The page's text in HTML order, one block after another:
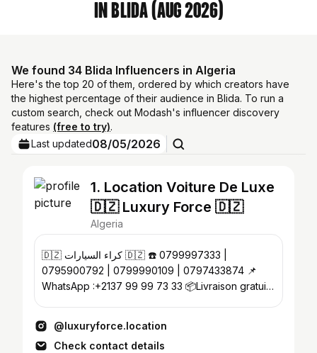
in Blida (Aug 2026)
We found 34 Blida Influencers in Algeria
Here's the top 20 of them, ordered by which creators have
the highest percentage of their audience in Blida. To run a
custom search, check out Modash's influencer discovery
features (free to try).
Last updated08/05/2026
1. Location Voiture De Luxe
🇩🇿 Luxury Force 🇩🇿
Algeria
🇩🇿 كراء السيارات 🇩🇿 ☎️ 0799997333 |
0795900792 | 0799990109 | 0797433874 📌
WhatsApp :+2137 99 99 73 33 📦Livraison gratuite
@luxuryforce.location
Check contact details